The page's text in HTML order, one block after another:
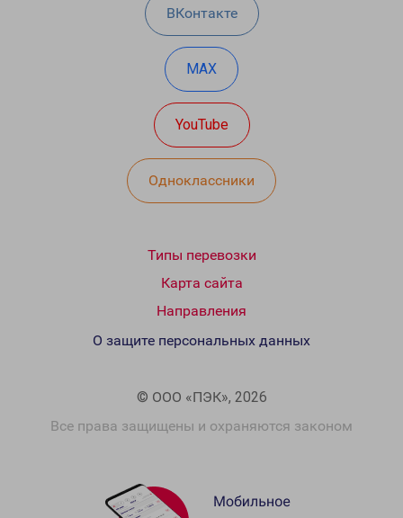
ВКонтакте
MAX
YouTube
Одноклассники
Типы перевозки
Карта сайта
Направления
© ООО «ПЭК», 2026
Все права защищены и охраняются законом
О защите персональных данных